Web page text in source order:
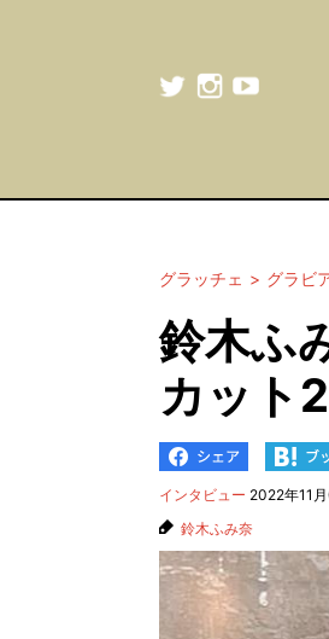
グラッチェ グラビ
鈴木ふ
カット
インタビュー 2022年11
鈴木ふみ奈